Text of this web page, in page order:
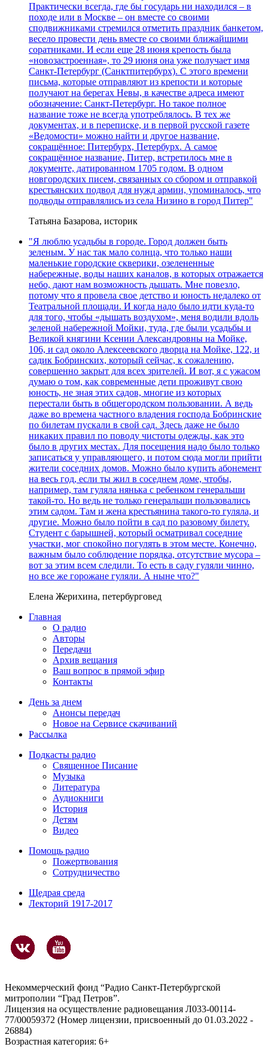
Практически всегда, где бы государь ни находился – в
походе или в Москве – он вместе со своими
сподвижниками стремился отметить праздник банкетом,
весело провести день вместе со своими ближайшими
соратниками. И если еще 28 июня крепость была
«новозастроенная», то 29 июня она уже получает имя
Санкт-Петербург (Санктпитербурх). С этого времени
письма, которые отправляют из крепости и которые
получают на берегах Невы, в качестве адреса имеют
обозначение: Санкт-Петербург. Но такое полное
название тоже не всегда употреблялось. В тех же
документах, и в переписке, и в первой русской газете
«Ведомости» можно найти и другое название,
сокращённое: Питербурх, Петербурх. А самое
сокращённое название, Питер, встретилось мне в
документе, датированном 1705 годом. В одном
новгородских писем, связанных со сбором и отправкой
крестьянских подвод для нужд армии, упоминалось, что
подводы отправлялись из села Низино в город Питер"
Татьяна Базарова, историк
"Я люблю усадьбы в городе. Город должен быть
зеленым. У нас так мало солнца, что только наши
маленькие городские скверики, озелененные
набережные, воды наших каналов, в которых отражается
небо, дают нам возможность дышать. Мне повезло,
потому что я провела свое детство и юность недалеко от
Театральной площади. И когда надо было идти куда-то
для того, чтобы «дышать воздухом», меня водили вдоль
зеленой набережной Мойки, туда, где были усадьбы и
Великой княгини Ксении Александровны на Мойке,
106, и сад около Алексеевского дворца на Мойке, 122, и
садик Бобринских, который сейчас, к сожалению,
совершенно закрыт для всех зрителей. И вот, я с ужасом
думаю о том, как современные дети проживут свою
юность, не зная этих садов, многие из которых
перестали быть в общегородском пользовании. А ведь
даже во времена частного владения господа Бобринские
по билетам пускали в свой сад. Здесь даже не было
никаких правил по поводу чистоты одежды, как это
было в других местах. Для посещения надо было только
записаться у управляющего, и потом сюда могли прийти
жители соседних домов. Можно было купить абонемент
на весь год, если ты жил в соседнем доме, чтобы,
например, там гуляла нянька с ребенком генеральши
такой-то. Но ведь не только генеральши пользовались
этим садом. Там и жена крестьянина такого-то гуляла, и
другие. Можно было пойти в сад по разовому билету.
Студент с барышней, который осматривал соседние
участки, мог спокойно погулять в этом месте. Конечно,
важным было соблюдение порядка, отсутствие мусора –
вот за этим всем следили. То есть в саду гуляли чинно,
но все же горожане гуляли. А ныне что?"
Елена Жерихина, петербурговед
Главная
О радио
Авторы
Передачи
Архив вещания
Ваш вопрос в прямой эфир
Контакты
День за днем
Анонсы передач
Новое на Сервисе скачиваний
Рассылка
Подкасты радио
Священное Писание
Музыка
Литература
Аудиокниги
История
Детям
Видео
Помощь радио
Пожертвования
Сотрудничество
Щедрая среда
Лекторий 1917-2017
Некоммерческий фонд “Радио Санкт-Петербургской
митрополии “Град Петров”.
Лицензия на осуществление радиовещания Л033-00114-
77/00059372 (Номер лицензии, присвоенный до 01.03.2022 -
26884)
Возрастная категория: 6+